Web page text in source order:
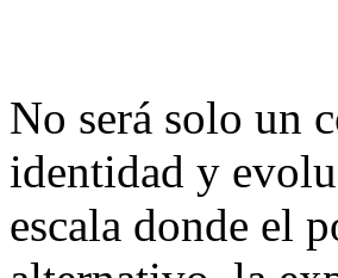
No será solo un
identidad y
escala donde el